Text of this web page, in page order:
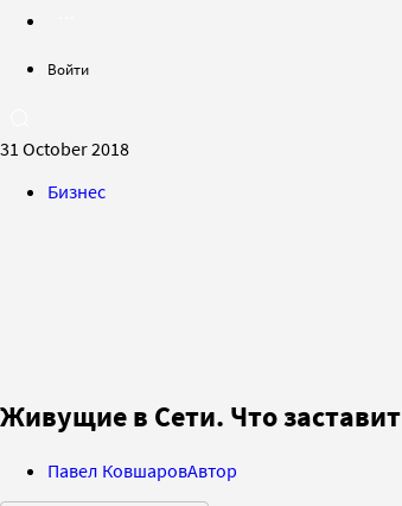
Войти
31 October 2018
Бизнес
Живущие в Сети. Что
Павел КовшаровАвтор